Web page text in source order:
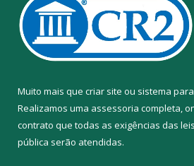
Muito mais que criar site ou sistema
Realizamos uma assessoria completa,
contrato que todas as exigências das
pública serão atendidas.